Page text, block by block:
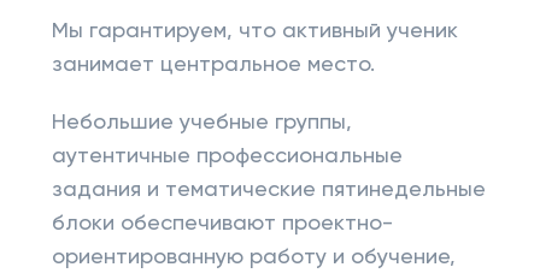
Мы гарантируем, что активный ученик
занимает центральное место.
Небольшие учебные группы,
аутентичные профессиональные
задания и тематические пятинедельные
блоки обеспечивают проектно-
ориентированную работу и обучение,